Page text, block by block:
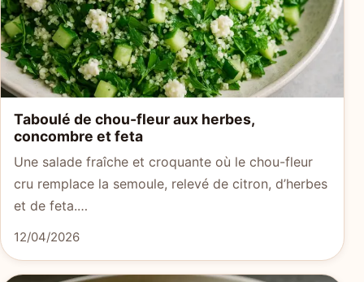
Taboulé de chou-fleur aux herbes,
concombre et feta
Une salade fraîche et croquante où le chou-fleur
cru remplace la semoule, relevé de citron, d’herbes
et de feta.…
12/04/2026